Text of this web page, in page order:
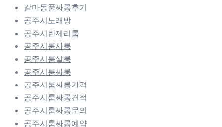
갈마동풀싸롱후기
공주시노래방
공주시란제리룸
공주시룸사롱
공주시룸살롱
공주시룸싸롱
공주시룸싸롱가격
공주시룸싸롱견적
공주시룸싸롱문의
공주시룸싸롱예약